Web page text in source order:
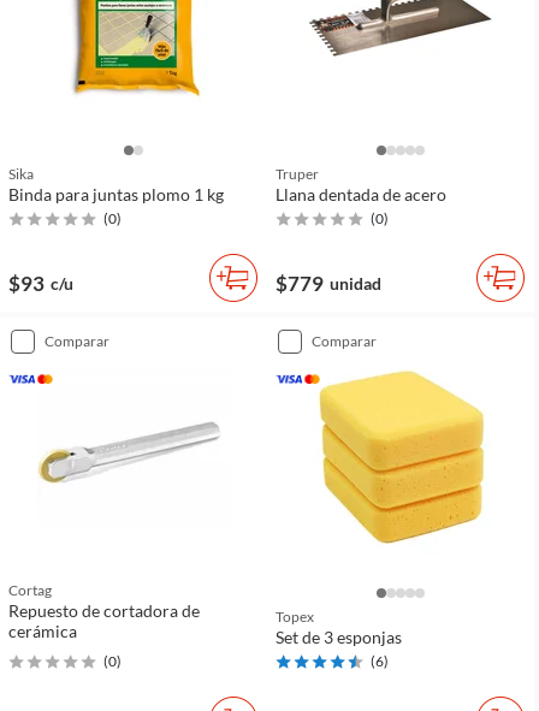
Sika
Binda para juntas plomo 1 kg
(0)
$93 c/u
Truper
Llana dentada de acero
(0)
$779 unidad
comparar
Cortag
Repuesto de cortadora de
cerámica
(0)
comparar
Topex
Set de 3 esponjas
(6)